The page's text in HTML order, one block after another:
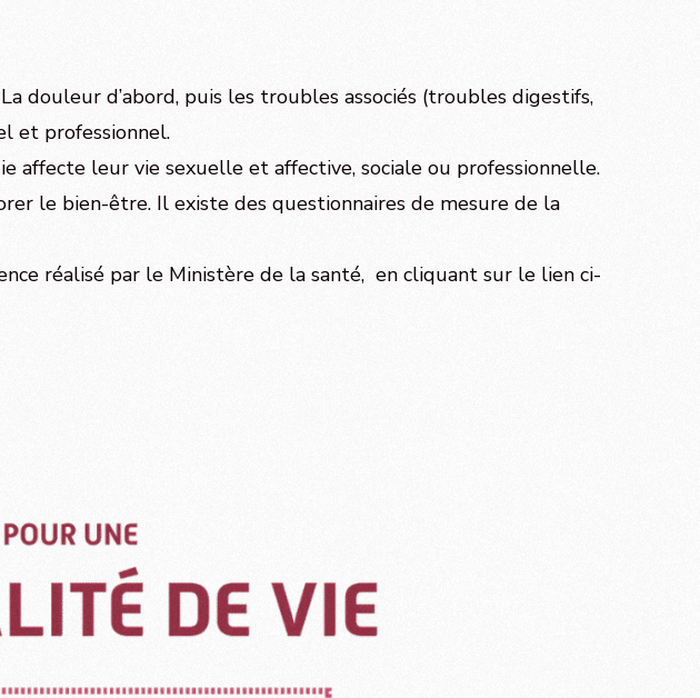
douleur d’abord, puis les troubles associés (troubles digestifs,
et professionnel.
affecte leur vie sexuelle et affective, sociale ou professionnelle.
le bien-être. Il existe des questionnaires de mesure de la
réalisé par le Ministère de la santé, en cliquant sur le lien ci-